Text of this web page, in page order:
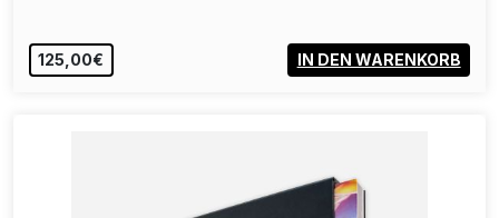
125,00€ IN DEN WARENKORB